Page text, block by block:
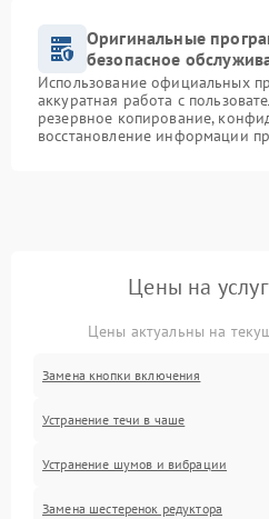
Оригинальные
безопасное
Использование официальных
аккуратная работа с
резервное копирование,
восстановление информации
Цены на
Цены актуальны на
Замена кнопки включения
Устранение течи в чаше
Устранение шумов и вибрации
Замена шестеренок редуктора